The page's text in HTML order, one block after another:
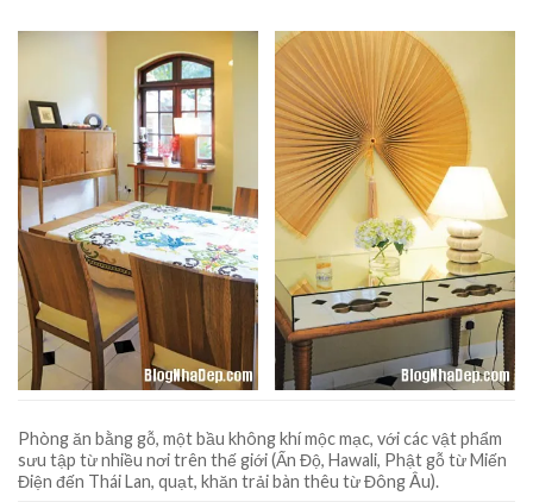
Phòng ăn bằng gỗ, một bầu không khí mộc mạc, với các vật phẩm
sưu tập từ nhiều nơi trên thế giới (Ấn Độ, Hawali, Phật gỗ từ Miến
Điện đến Thái Lan, quạt, khăn trải bàn thêu từ Đông Âu).